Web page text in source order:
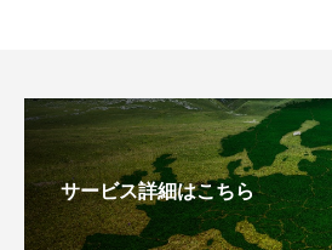
サービス詳細はこちら